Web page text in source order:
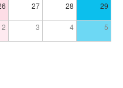
27 28 29
2 3 4 5